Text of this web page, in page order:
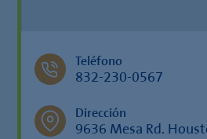
Teléfono
832-230-0567
Dirección
9636 Mesa Rd.